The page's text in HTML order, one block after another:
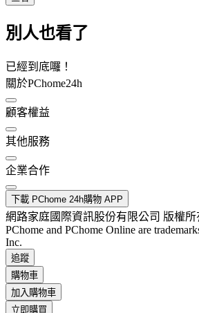
別人也看了
已經到底囉！
關於PChome24h
顧客權益
其他服務
企業合作
下載 PChome 24h購物 APP
網路家庭國際資訊股份有限公司 版權
PChome and PChome Online are
Inc.
追蹤
購物車
加入購物車
立即購買